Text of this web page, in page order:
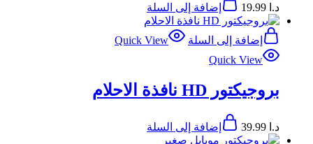
د.ا إضافة إلى السلة
إضافة إلى السلة
Quick View
Quick View
بروجيكتور HD نافذة الاحلام
د.ا إضافة إلى السلة